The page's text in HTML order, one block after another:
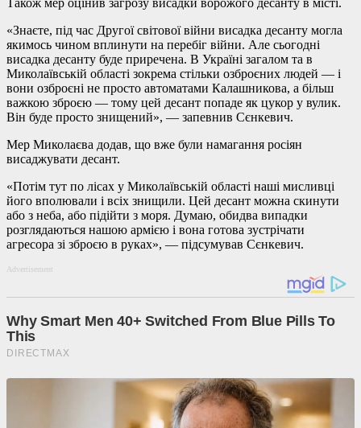
«Знаєте, під час Другої світової війни висадка десанту могла
якимось чином вплинути на перебіг війни. Але сьогодні
висадка десанту буде приречена. В Україні загалом та в
Миколаївській області зокрема стільки озброєних людей — і
вони озброєні не просто автоматами Калашникова, а більш
важкою зброєю — тому цей десант попаде як цукор у вулик.
Він буде просто знищений», — запевнив Сєнкевич.
Мер Миколаєва додав, що вже були намагання росіян
висаджувати десант.
«Потім тут по лісах у Миколаївській області наші мисливці
його вполювали і всіх знищили. Цей десант можна скинути
або з неба, або підійти з моря. Думаю, обидва випадки
розглядаються нашою армією і вона готова зустрічати
агресора зі зброєю в руках», — підсумував Сєнкевич.
Advertisement